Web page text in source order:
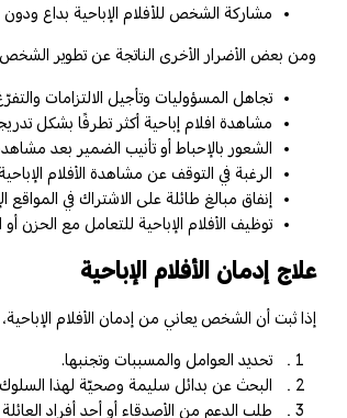
مشاركة الشخص للأفلام الإباحية بداع ودون
ومن بعض الأضرار الأخرى الناتجة عن تطوير
تجاهل المسؤوليات وتأجيل الالتزامات
مشاهدة افلام إباحية أكثر تطرفًا بشكل
الشعور بالإحباط أو تأنيب الضمير بعد
الرغبة في التوقف عن مشاهدة الأفلام
إنفاق مبالغ طائلة على الاشتراك في
توظيف الأفلام الإباحية للتعامل مع الحزن
علاج إدمان الأفلام الإباحية
إذا ثبت أن الشخص يعاني من إدمان الأفلام
تحديد العوامل والمسببات وتجنبها.
البحث عن بدائل سليمة وصحيّة لهذا
طلب الدعم من الأصدقاء أو أحد أفراد